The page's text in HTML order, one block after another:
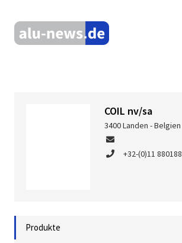
COIL nv/sa
3400 Landen - Belgien
+32-(0)11 880188
Produkte